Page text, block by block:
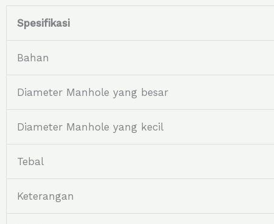
Spesifikasi
Bahan
Diameter Manhole yang besar
Diameter Manhole yang kecil
Tebal
Keterangan